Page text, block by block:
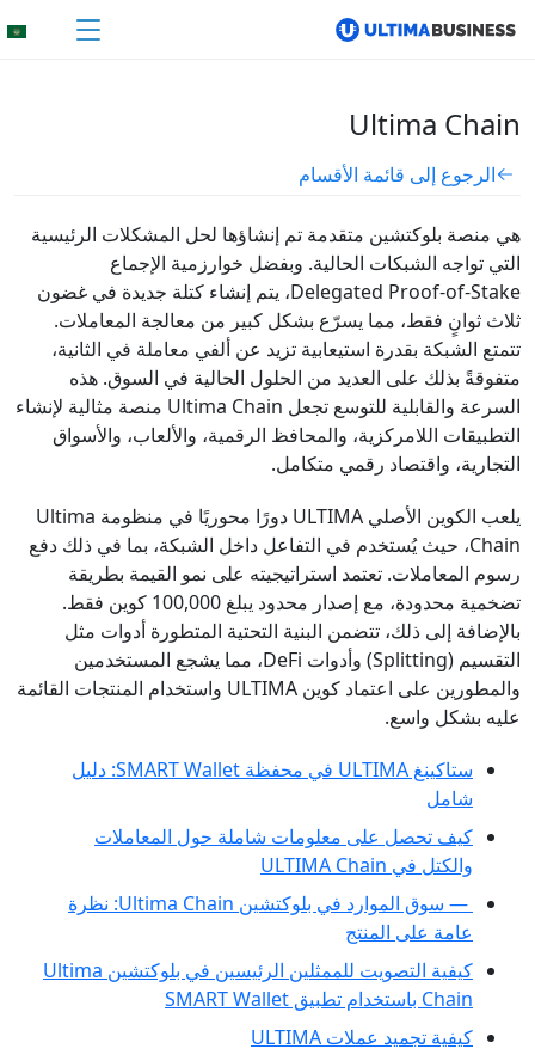
Ultima Chain
الرجوع إلى قائمة الأقسام
هي منصة بلوكتشين متقدمة تم إنشاؤها لحل المشكلات الرئيسية
التي تواجه الشبكات الحالية. وبفضل خوارزمية الإجماع
Delegated Proof-of-Stake، يتم إنشاء كتلة جديدة في غضون
ثلاث ثوانٍ فقط، مما يسرّع بشكل كبير من معالجة المعاملات.
تتمتع الشبكة بقدرة استيعابية تزيد عن ألفي معاملة في الثانية،
متفوقةً بذلك على العديد من الحلول الحالية في السوق. هذه
السرعة والقابلية للتوسع تجعل Ultima Chain منصة مثالية لإنشاء
التطبيقات اللامركزية، والمحافظ الرقمية، والألعاب، والأسواق
التجارية، واقتصاد رقمي متكامل.
يلعب الكوين الأصلي ULTIMA دورًا محوريًا في منظومة Ultima
Chain، حيث يُستخدم في التفاعل داخل الشبكة، بما في ذلك دفع
رسوم المعاملات. تعتمد استراتيجيته على نمو القيمة بطريقة
تضخمية محدودة، مع إصدار محدود يبلغ 100,000 كوين فقط.
بالإضافة إلى ذلك، تتضمن البنية التحتية المتطورة أدوات مثل
التقسيم (Splitting) وأدوات DeFi، مما يشجع المستخدمين
والمطورين على اعتماد كوين ULTIMA واستخدام المنتجات القائمة
عليه بشكل واسع.
ستاكينغ ULTIMA في محفظة SMART Wallet: دليل
شامل
كيف تحصل على معلومات شاملة حول المعاملات
والكتل في ULTIMA Chain
— سوق الموارد في بلوكتشين Ultima Chain: نظرة
عامة على المنتج
كيفية التصويت للممثلين الرئيسين في بلوكتشين Ultima
Chain باستخدام تطبيق SMART Wallet
كيفية تجميد عملات ULTIMA